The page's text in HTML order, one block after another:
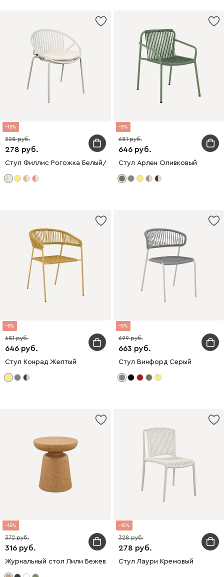
15
278
328
Стул Филлис Рогожка Белый/Кремовой
5
646
681
Стул Арлен Оливковый
5
646
681
Стул Конрад Желтый
5
663
699
Стул Винфорд Серый
15
316
372
Журнальный стол Лили Бежевый
15
278
328
Стул Лаури Кремовый